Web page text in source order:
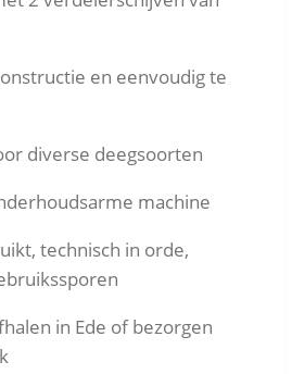
en eenvoudig te
diverse deegsoorten
machine
technisch in orde,
in Ede of bezorgen